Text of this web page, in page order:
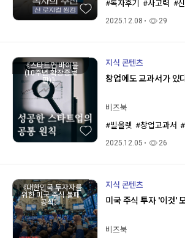
#독자후기
#사고력 #
2025.12.08 29
《스타트업 바이블
(10주년 확장증보
판)》
지식 콘텐츠
창업에도 교과서가 있
비즈북
#빌올렛 #창업교과서
2025.12.05 26
《대한민국 투자자를
위한 미국 주식 불패
공식》
지식 콘텐츠
미국 주식 투자 '이것'
비즈북